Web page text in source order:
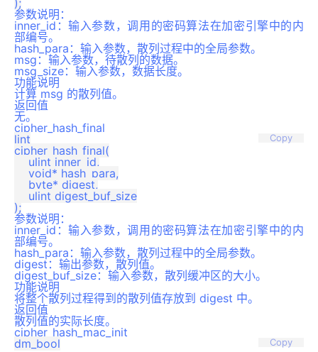
参数说明：
inner_id：输入参数，调用的密码算法在加密引擎中的内
部编号。
hash_para：输入参数，散列过程中的全局参数。
msg：输入参数，待散列的数据。
msg_size：输入参数，数据长度。
功能说明
计算 msg 的散列值。
返回值
无。
cipher_hash_final
Copy
lint
cipher_hash_final(
    ulint inner_id,
    void* hash_para,
    byte* digest,
    ulint digest_buf_size
参数说明：
inner_id：输入参数，调用的密码算法在加密引擎中的内
部编号。
hash_para：输入参数，散列过程中的全局参数。
digest：输出参数，散列值。
digest_buf_size：输入参数，散列缓冲区的大小。
功能说明
将整个散列过程得到的散列值存放到 digest 中。
返回值
散列值的实际长度。
cipher_hash_mac_init
Copy
dm_bool